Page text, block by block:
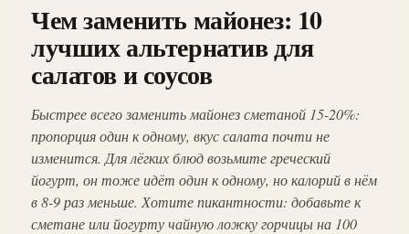
Чем заменить майонез: 10
лучших альтернатив для
салатов и соусов
Быстрее всего заменить майонез сметаной 15-20%:
пропорция один к одному, вкус салата почти не
изменится. Для лёгких блюд возьмите греческий
йогурт, он тоже идёт один к одному, но калорий в нём
в 8-9 раз меньше. Хотите пикантности: добавьте к
сметане или йогурту чайную ложку горчицы на 100